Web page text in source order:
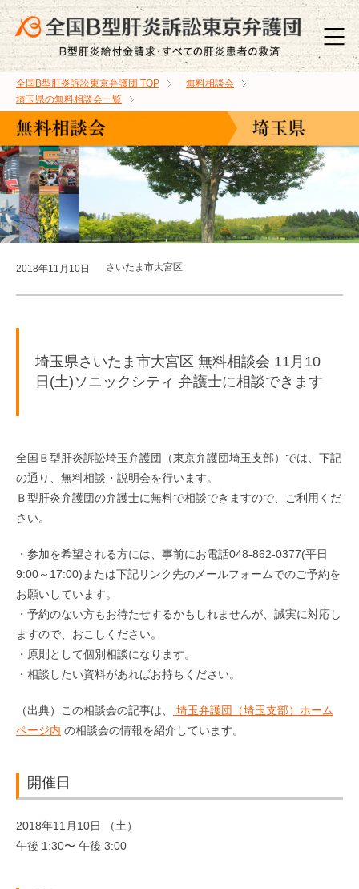
全国B型肝炎訴訟東京弁護団 TOP
無料相談会
埼玉県の無料相談会一覧
2018年11月10日 さいたま市大宮区
埼玉県さいたま市大宮区 無料相談会 11月10
日(土)ソニックシティ 弁護士に相談できます
全国Ｂ型肝炎訴訟埼玉弁護団（東京弁護団埼玉支部）では、下記
の通り、無料相談・説明会を行います。
Ｂ型肝炎弁護団の弁護士に無料で相談できますので、ご利用くだ
さい。
・参加を希望される方には、事前にお電話048-862-0377(平日
9:00～17:00)または下記リンク先のメールフォームでのご予約を
お願いしています。
・予約のない方もお待たせするかもしれませんが、誠実に対応し
ますので、おこしください。
・原則として個別相談になります。
・相談したい資料があればお持ちください。
（出典）この相談会の記事は、
埼玉弁護団（埼玉支部）ホーム
ページ内 の相談会の情報を紹介しています。
開催日
2018年11月10日 （土）
午後 1:30〜 午後 3:00